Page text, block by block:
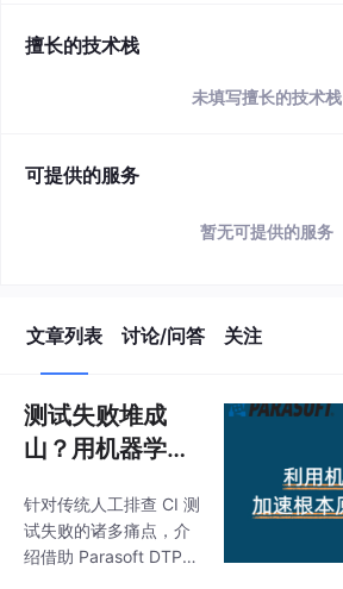
擅长的技术栈
未填写擅长的技术栈
可提供的服务
暂无可提供的服务
文章列表 讨论/问答 关注
测试失败堆成
山？用机器学习
因，研发效率翻
倍！
针对传统人工排查 CI 测
试失败的诸多痛点，介
绍借助 Parasoft DTP